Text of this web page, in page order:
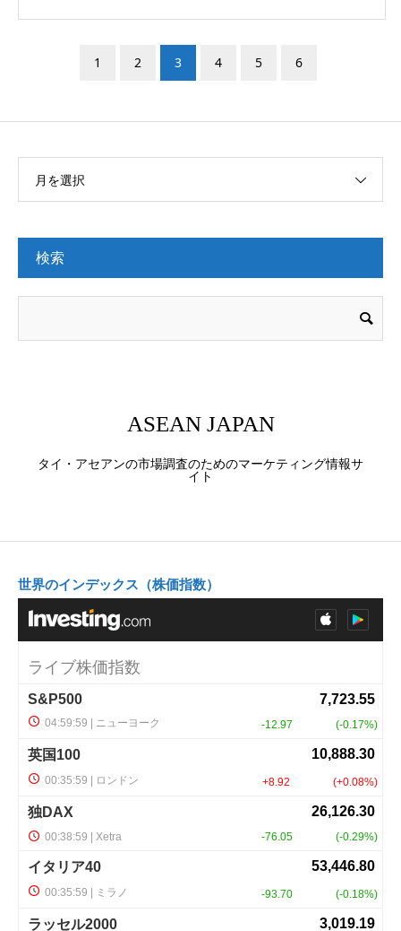
1 2 3 4 5 6
月を選択
検索
ASEAN JAPAN
タイ・アセアンの市場調査のためのマーケティング情報サ
イト
世界のインデックス（株価指数）